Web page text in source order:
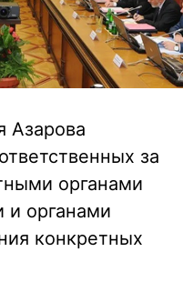
Азарова
за
органами
и органами
конкретных